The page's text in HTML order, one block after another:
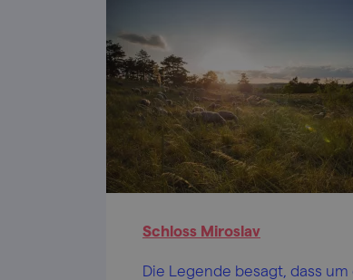
Schloss Miroslav
Die Legende besagt, dass um